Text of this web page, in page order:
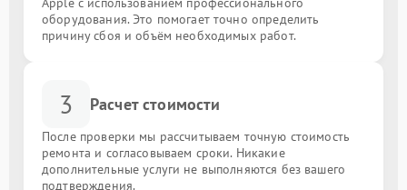
оборудования. Это помогает точно определить
причину сбоя и объём необходимых работ.
3 Расчет стоимости
После проверки мы рассчитываем точную стоимость
ремонта и согласовываем сроки. Никакие
дополнительные услуги не выполняются без вашего
подтверждения.